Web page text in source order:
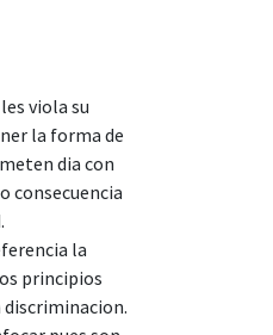
viola su
la forma de
dia con
consecuencia
la
principios
discriminacion.